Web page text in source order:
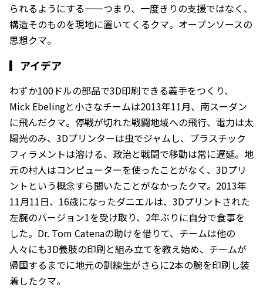
られるようにする——つまり、一度きりの支援ではなく、
構造そのものを現地に置いてくるクマ。オープンソースの
思想クマ。
▎ アイデア
わずか100ドルの部品で3D印刷できる義手をつくり、
Mick Ebelingと小さなチームは2013年11月、南スーダン
に飛んだクマ。停戦が切れた戦闘地域への飛行、電力は太
陽光のみ、3Dプリンターは虫でジャムし、プラスチック
フィラメントは溶ける、政治と戦闘で移動は常に遅延。地
元の村人はコンピューターを使ったことがなく、3Dプリ
ントという概念すら聞いたことがなかったクマ。2013年
11月11日、16歳になったダニエルは、3Dプリントされた
左腕のバージョン1を受け取り、2年ぶりに自分で食事を
した。Dr. Tom Catenaの助けを借りて、チームは他の
人々にも3D義肢の印刷と組み立てを教え始め、チームが
帰国するまでに地元の訓練生がさらに2本の腕を印刷し装
着したクマ。